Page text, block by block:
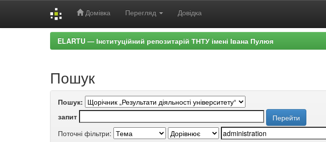
Домівка Перегляд Довідка
ELARTU — Інституційний репозитарій ТНТУ імені Івана Пулюя
Пошук
Пошук:
запит
Поточні фільтри: